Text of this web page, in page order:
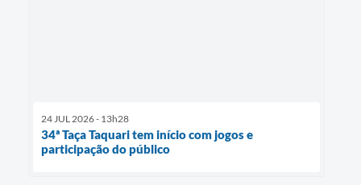
24 JUL 2026 - 13h28
34ª Taça Taquari tem início com jogos e
participação do público